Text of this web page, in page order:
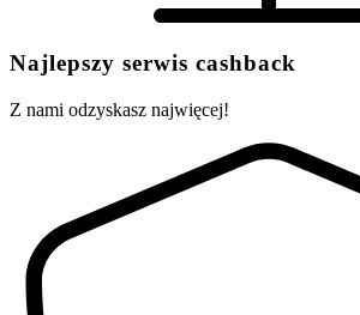
Najlepszy serwis cashback
Z nami odzyskasz najwięcej!